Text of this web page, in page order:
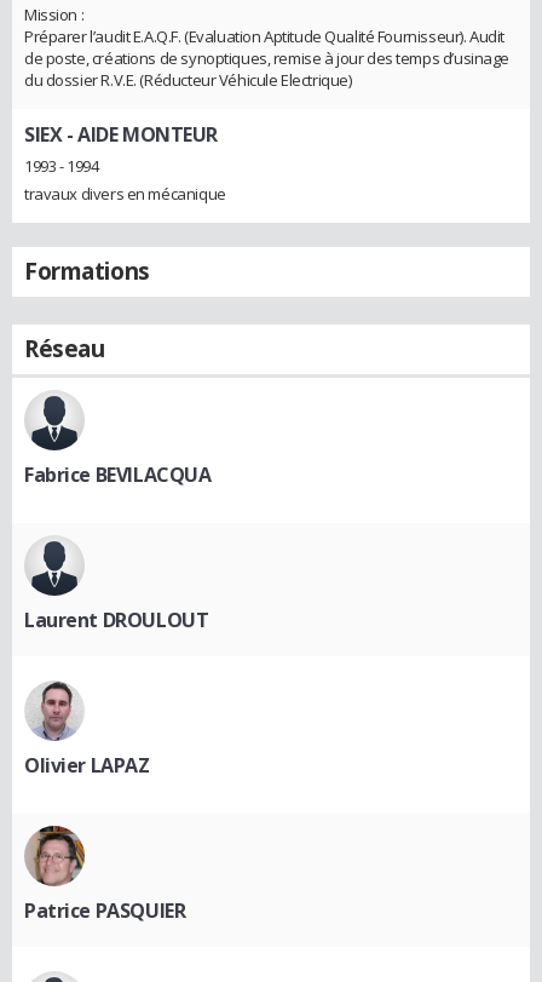
Mission :
Préparer l’audit E.A.Q.F. (Evaluation Aptitude Qualité Fournisseur). Audit
de poste, créations de synoptiques, remise à jour des temps d’usinage
du dossier R.V.E. (Réducteur Véhicule Electrique)
SIEX- AIDE MONTEUR
1993 - 1994
travaux divers en mécanique
Formations
Réseau
Fabrice BEVILACQUA
Laurent DROULOUT
Olivier LAPAZ
Patrice PASQUIER